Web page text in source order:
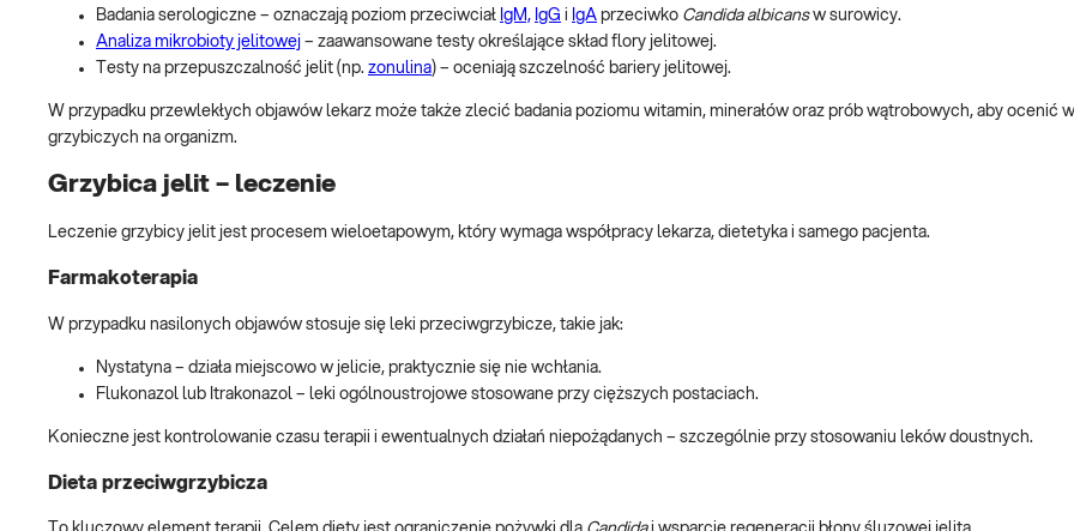
Badania serologiczne – oznaczają poziom przeciwciał IgM, IgG i IgA przeciwko Candida albicansw surowicy.
Analiza mikrobioty jelitowej – zaawansowane testy określające skład flory jelitowej.
Testy na przepuszczalność jelit (np. zonulina) – oceniają szczelność bariery jelitowej.
W przypadku przewlekłych objawów lekarz może także zlecić badania poziomu witamin, minerałów oraz prób wątrobowych, aby ocenić
grzybiczych na organizm.
Grzybica jelit – leczenie
Leczenie grzybicy jelit jest procesem wieloetapowym, który wymaga współpracy lekarza, dietetyka i samego pacjenta.
Farmakoterapia
W przypadku nasilonych objawów stosuje się leki przeciwgrzybicze, takie jak:
Nystatyna – działa miejscowo w jelicie, praktycznie się nie wchłania.
Flukonazol lub Itrakonazol – leki ogólnoustrojowe stosowane przy cięższych postaciach.
Konieczne jest kontrolowanie czasu terapii i ewentualnych działań niepożądanych – szczególnie przy stosowaniu leków doustnych.
Dieta przeciwgrzybicza